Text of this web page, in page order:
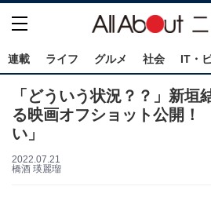
連載 ライフ グルメ 社会 IT・
「どういう状況？？」新垣
る映画オフショット公開！
い」
2022.07.21
橋酒 瑛麗瑠